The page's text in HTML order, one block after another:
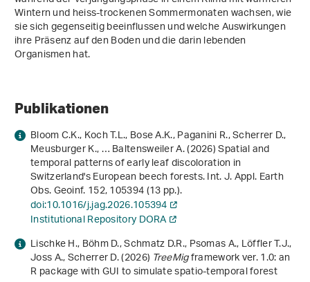
Wintern und heiss-trockenen Sommermonaten wachsen, wie
sie sich gegenseitig beeinflussen und welche Auswirkungen
ihre Präsenz auf den Boden und die darin lebenden
Organismen hat.
Publikationen
Bloom C.K., Koch T.L., Bose A.K., Paganini R., Scherrer D.,
Meusburger K., … Baltensweiler A. (2026) Spatial and
temporal patterns of early leaf discoloration in
Switzerland's European beech forests. Int. J. Appl. Earth
Obs. Geoinf.152, 105394 (13 pp.).
doi:10.1016/j.jag.2026.105394
Institutional Repository DORA
Lischke H., Böhm D., Schmatz D.R., Psomas A., Löffler T.J.,
Joss A., Scherrer D. (2026)TreeMigframework ver. 1.0: an
R package with GUI to simulate spatio‐temporal forest